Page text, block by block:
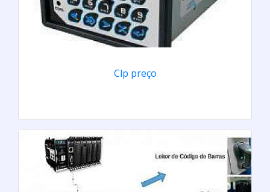
Clp preço